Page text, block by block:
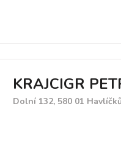
KRAJCIGR
Dolní 132, 580 01